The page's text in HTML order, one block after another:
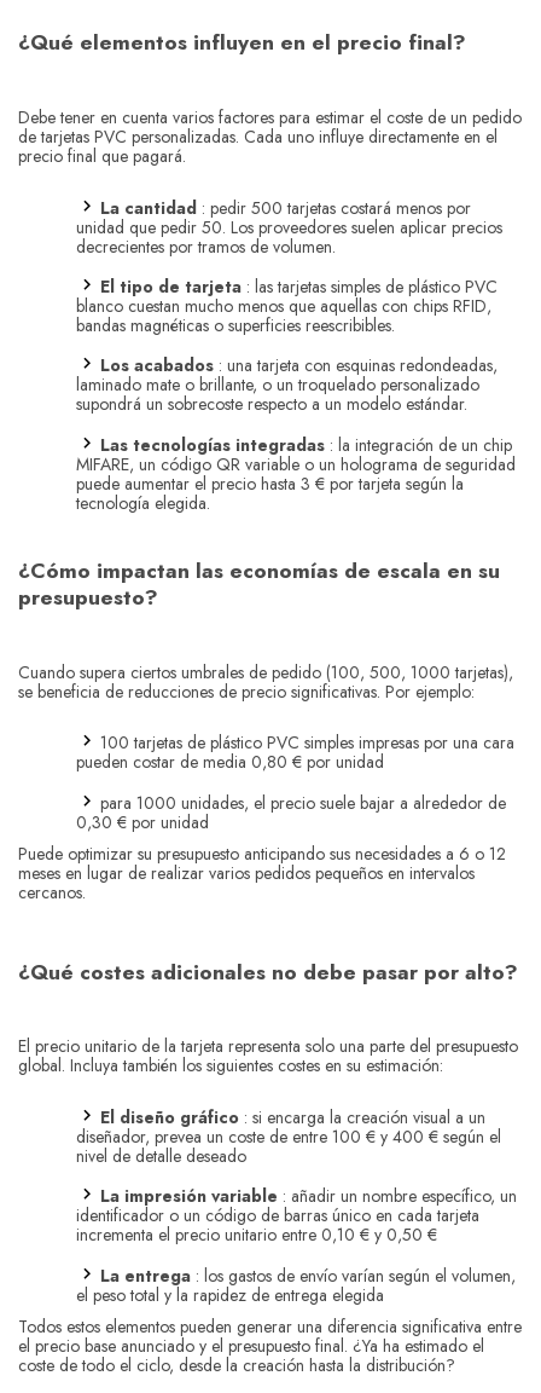
¿Qué elementos influyen en el precio final?
Debe tener en cuenta varios factores para estimar el coste de un pedido
de tarjetas PVC personalizadas. Cada uno influye directamente en el
precio final que pagará.
La cantidad : pedir 500 tarjetas costará menos por
unidad que pedir 50. Los proveedores suelen aplicar precios
decrecientes por tramos de volumen.
El tipo de tarjeta : las tarjetas simples de plástico PVC
blanco cuestan mucho menos que aquellas con chips RFID,
bandas magnéticas o superficies reescribibles.
Los acabados : una tarjeta con esquinas redondeadas,
laminado mate o brillante, o un troquelado personalizado
supondrá un sobrecoste respecto a un modelo estándar.
Las tecnologías integradas : la integración de un chip
MIFARE, un código QR variable o un holograma de seguridad
puede aumentar el precio hasta 3 € por tarjeta según la
tecnología elegida.
¿Cómo impactan las economías de escala en su
presupuesto?
Cuando supera ciertos umbrales de pedido (100, 500, 1000 tarjetas),
se beneficia de reducciones de precio significativas. Por ejemplo:
100 tarjetas de plástico PVC simples impresas por una cara
pueden costar de media 0,80 € por unidad
para 1000 unidades, el precio suele bajar a alrededor de
0,30 € por unidad
Puede optimizar su presupuesto anticipando sus necesidades a 6 o 12
meses en lugar de realizar varios pedidos pequeños en intervalos
cercanos.
¿Qué costes adicionales no debe pasar por alto?
El precio unitario de la tarjeta representa solo una parte del presupuesto
global. Incluya también los siguientes costes en su estimación:
El diseño gráfico : si encarga la creación visual a un
diseñador, prevea un coste de entre 100 € y 400 € según el
nivel de detalle deseado
La impresión variable : añadir un nombre específico, un
identificador o un código de barras único en cada tarjeta
incrementa el precio unitario entre 0,10 € y 0,50 €
La entrega : los gastos de envío varían según el volumen,
el peso total y la rapidez de entrega elegida
Todos estos elementos pueden generar una diferencia significativa entre
el precio base anunciado y el presupuesto final. ¿Ya ha estimado el
coste de todo el ciclo, desde la creación hasta la distribución?